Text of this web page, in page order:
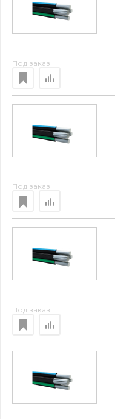
Под заказ
Под заказ
Под заказ